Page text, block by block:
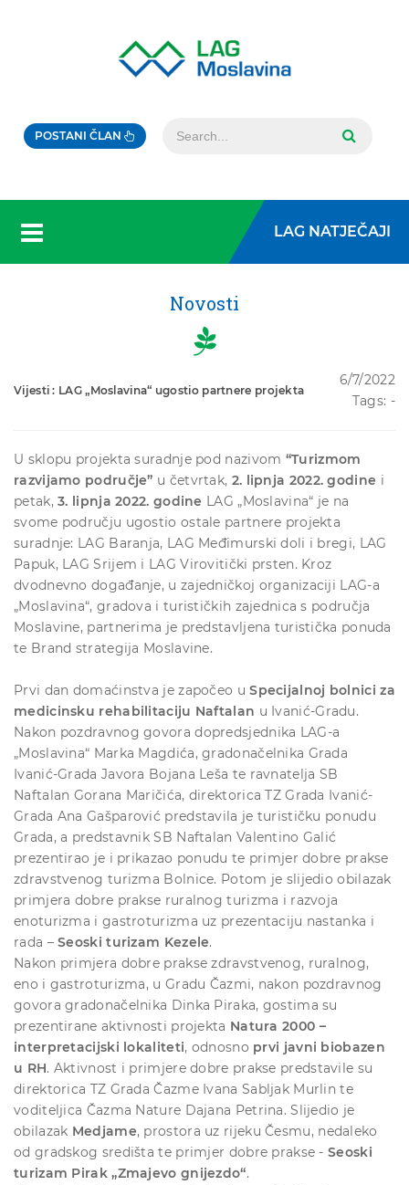
POSTANI ČLAN
LAG NATJEČAJI
Novosti
Vijesti : LAG „Moslavina“ ugostio partnere projekta
6/7/2022
Tags: -
U sklopu projekta suradnje pod nazivom “Turizmom
razvijamo područje” u četvrtak, 2. lipnja 2022. godine i
petak,3. lipnja 2022. godine LAG „Moslavina“ je na
svome području ugostio ostale partnere projekta
suradnje: LAG Baranja, LAG Međimurski doli i bregi, LAG
Papuk, LAG Srijem i LAG Virovitički prsten. Kroz
dvodnevno događanje, u zajedničkoj organizaciji LAG-a
„Moslavina“, gradova i turističkih zajednica s područja
Moslavine, partnerima je predstavljena turistička ponuda
te Brand strategija Moslavine.
Prvi dan domaćinstva je započeo uSpecijalnoj bolnici za
medicinsku rehabilitaciju Naftalan u Ivanić-Gradu.
Nakon pozdravnog govora dopredsjednika LAG-a
„Moslavina“ Marka Magdića, gradonačelnika Grada
Ivanić-Grada Javora Bojana Leša te ravnatelja SB
Naftalan Gorana Maričića, direktorica TZ Grada Ivanić-
Grada Ana Gašparović predstavila je turističku ponudu
Grada, a predstavnik SB Naftalan Valentino Galić
prezentirao je i prikazao ponudu te primjer dobre prakse
zdravstvenog turizma Bolnice. Potom je slijedio obilazak
primjera dobre prakse ruralnog turizma i razvoja
enoturizma i gastroturizma uz prezentaciju nastanka i
rada –Seoski turizam Kezele.
Nakon primjera dobre prakse zdravstvenog, ruralnog,
eno i gastroturizma, u Gradu Čazmi, nakon pozdravnog
govora gradonačelnika Dinka Piraka, gostima su
prezentirane aktivnosti projekta Natura 2000 –
interpretacijski lokaliteti, odnosno prvi javni biobazen
u RH. Aktivnost i primjere dobre prakse predstavile su
direktorica TZ Grada Čazme Ivana Sabljak Murlin te
voditeljica Čazma Nature Dajana Petrina. Slijedio je
obilazak Medjame, prostora uz rijeku Česmu, nedaleko
od gradskog središta te primjer dobre prakse -Seoski
turizam Pirak „Zmajevo gnijezdo“.